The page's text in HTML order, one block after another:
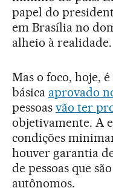
papel do
em Brasília no
alheio à realidade.
Mas o foco, hoje,
básica aprovado
pessoas vão ter
objetivamente. A
condições
houver garantia
de pessoas que
autônomos.